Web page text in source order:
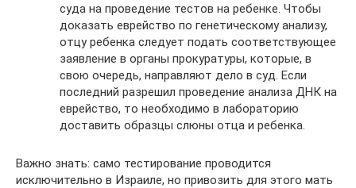
суда на проведение тестов на ребенке. Чтобы
доказать еврейство по генетическому анализу,
отцу ребенка следует подать соответствующее
заявление в органы прокуратуры, которые, в
свою очередь, направляют дело в суд. Если
последний разрешил проведение анализа ДНК на
еврейство, то необходимо в лабораторию
доставить образцы слюны отца и ребенка.
Важно знать: само тестирование проводится
исключительно в Израиле, но привозить для этого мать